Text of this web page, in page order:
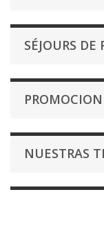
SÉJOURS
NUESTRAS